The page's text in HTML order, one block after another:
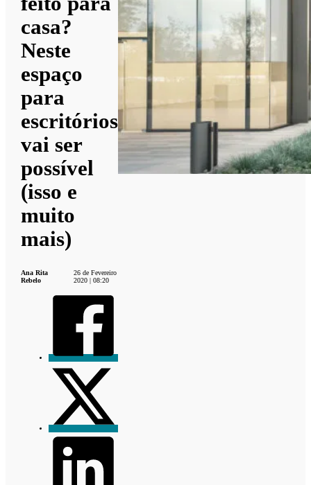
casa?
Neste
espaço
para
escritórios
vai ser
possível
(isso e
muito
mais)
Ana Rita
Rebelo
26 de Fevereiro
2020 | 08:20